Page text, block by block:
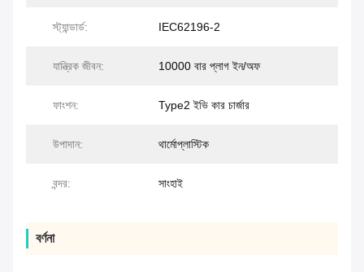
স্ট্যান্ডার্ড: IEC62196-2
যান্ত্রিক জীবন: 10000 বার প্লাগ ইন/অফ
ফাংশন: Type2 ইভি কার চার্জার
উপাদান: থার্মোপ্লাস্টিক
বন্দর: সাংহাই
বর্ণনা